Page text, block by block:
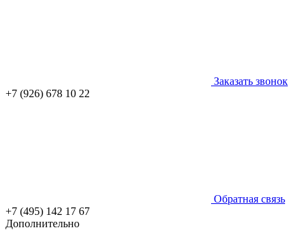
Заказать звонок
+7 (926) 678 10 22
Обратная связь
+7 (495) 142 17 67
Дополнительно